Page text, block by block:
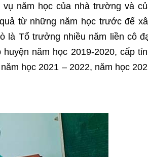
năm học của nhà trường và
từ những năm học trước để
là Tổ trưởng nhiều năm liền cô
năm học 2019-2020, cấp
học 2021 – 2022, năm học